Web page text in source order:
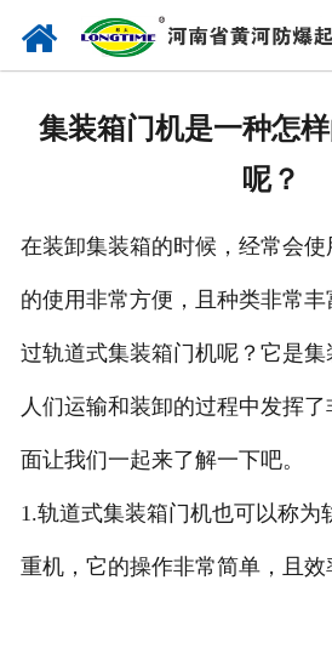
集装箱门机是一种怎
呢？
在装卸集装箱的时候，经常会
的使用非常方便，且种类非常
过轨道式集装箱门机呢？它是
人们运输和装卸的过程中发挥
面让我们一起来了解一下吧。
1.轨道式集装箱门机也可以称为
重机，它的操作非常简单，且效